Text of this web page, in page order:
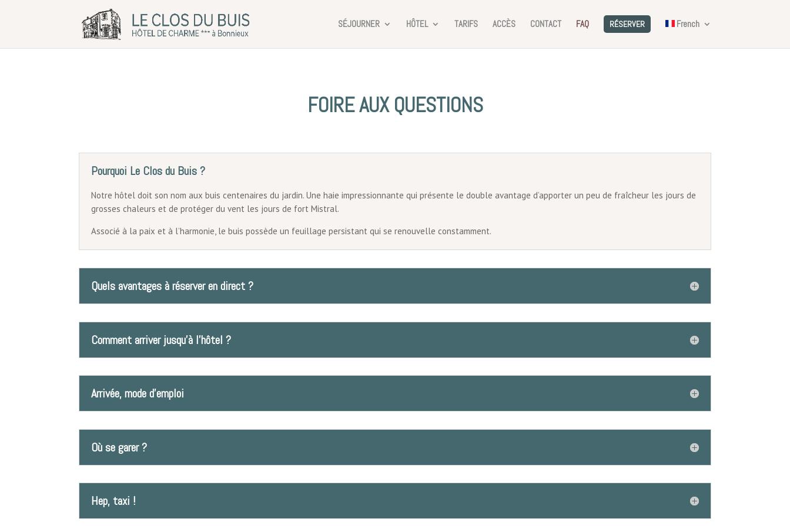
SÉJOURNER HÔTEL TARIFS ACCÈS CONTACT FAQ RÉSERVER French
FOIRE AUX QUESTIONS
Pourquoi Le Clos du Buis ?
Notre hôtel doit son nom aux buis centenaires du jardin. Une haie impressionnante qui présente le double avantage d’apporter un peu de fraîcheur les jours de
grosses chaleurs et de protéger du vent les jours de fort Mistral.
Associé à la paix et à l’harmonie, le buis possède un feuillage persistant qui se renouvelle constamment.
Quels avantages à réserver en direct ?
Comment arriver jusqu’à l’hôtel ?
Arrivée, mode d'emploi
Où se garer ?
Hep, taxi !